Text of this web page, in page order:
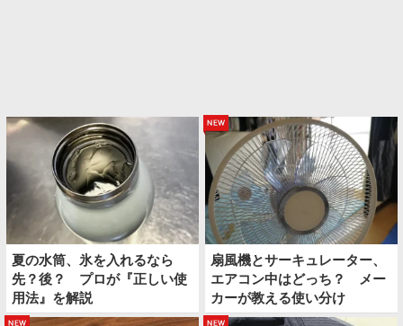
夏の水筒、氷を入れるなら
先？後？ プロが『正しい使
用法』を解説
new
扇風機とサーキュレーター、
エアコン中はどっち？ メー
カーが教える使い分け